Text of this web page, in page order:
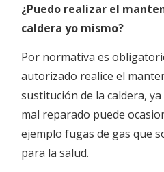
¿Puedo realizar el
caldera yo mismo?
Por normativa es
autorizado realice el
sustitución de la caldera,
mal reparado puede
ejemplo fugas de gas que
para la salud.